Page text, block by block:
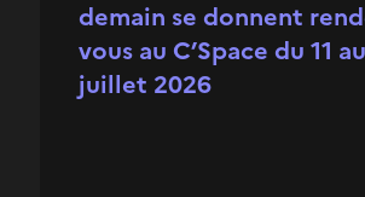
demain se donnent
vous au C’Space du 11
juillet 2026